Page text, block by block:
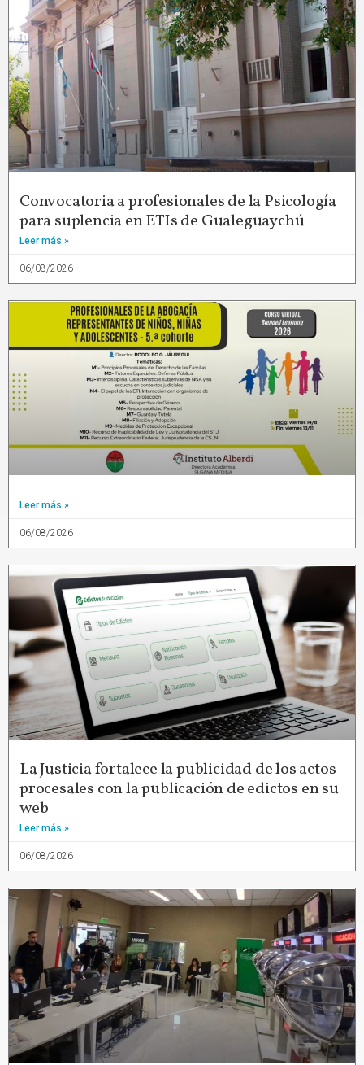
Convocatoria a profesionales de la Psicología
para suplencia en ETIs de Gualeguaychú
Leer más »
06/08/2026
Leer más »
06/08/2026
La Justicia fortalece la publicidad de los actos
procesales con la publicación de edictos en su
web
Leer más »
06/08/2026